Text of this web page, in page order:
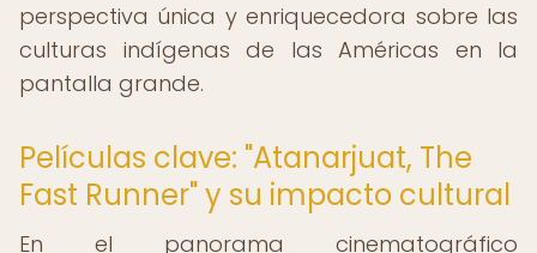
perspectiva única y enriquecedora sobre las
culturas indígenas de las Américas en la
pantalla grande.
Películas clave: "Atanarjuat, The
Fast Runner" y su impacto cultural
En el panorama cinematográfico